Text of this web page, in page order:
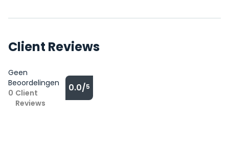
Client Reviews
Geen
Beoordelingen
0 Client
Reviews
0.0/5